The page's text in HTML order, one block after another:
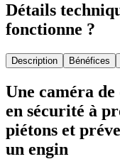
Détails
fonctionne ?
Description Bénéfices
Une caméra
en sécurité à
piétons et
un engin